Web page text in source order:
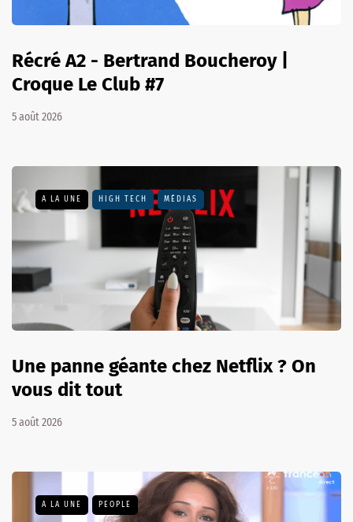
Récré A2 - Bertrand Boucheroy |
Croque Le Club #7
5 août 2026
A LA UNE HIGH TECH MÉDIAS
Une panne géante chez Netflix ? On
vous dit tout
5 août 2026
A LA UNE PEOPLE